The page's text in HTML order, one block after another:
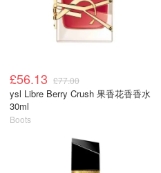
£56.13 £77.00
ysl Libre Berry Crush 果香花香香水
30ml
Boots